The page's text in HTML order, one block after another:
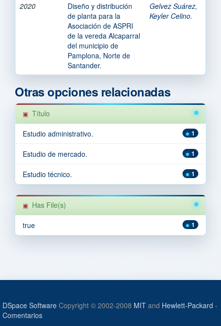
2020
Diseño y distribución
de planta para la
Asociación de ASPRI
de la vereda Alcaparral
del municipio de
Pamplona, Norte de
Santander.
Gelvez Suárez,
Keyler Celino.
Otras opciones relacionadas
Título
1
Estudio administrativo.
1
Estudio de mercado.
1
Estudio técnico.
Has File(s)
1
true
DSpace Software Copyright © 2002-2008 MIT and Hewlett-Packard -
Comentarios